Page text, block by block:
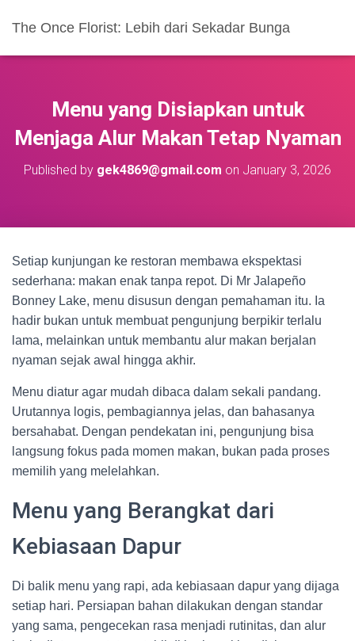
The Once Florist: Lebih dari Sekadar Bunga
Menu yang Disiapkan untuk
Menjaga Alur Makan Tetap Nyaman
Published by gek4869@gmail.com on January 3, 2026
Setiap kunjungan ke restoran membawa ekspektasi
sederhana: makan enak tanpa repot. Di Mr Jalapeño
Bonney Lake, menu disusun dengan pemahaman itu. Ia
hadir bukan untuk membuat pengunjung berpikir terlalu
lama, melainkan untuk membantu alur makan berjalan
nyaman sejak awal hingga akhir.
Menu diatur agar mudah dibaca dalam sekali pandang.
Urutannya logis, pembagiannya jelas, dan bahasanya
bersahabat. Dengan pendekatan ini, pengunjung bisa
langsung fokus pada momen makan, bukan pada proses
memilih yang melelahkan.
Menu yang Berangkat dari
Kebiasaan Dapur
Di balik menu yang rapi, ada kebiasaan dapur yang dijaga
setiap hari. Persiapan bahan dilakukan dengan standar
yang sama, pengecekan rasa menjadi rutinitas, dan alur